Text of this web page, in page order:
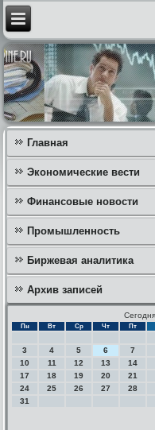
Главная
Экономические вести
Финансовые новости
Промышленность
Биржевая аналитика
Архив записей
Пн Вт Ср Чт Пт
3
4 5 6 7
10
11 12 13 14
17
18 19 20 21
24
25 26 27 28
31